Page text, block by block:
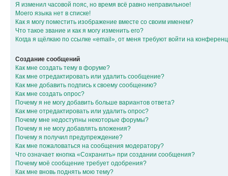
Я изменил часовой пояс, но время всё равно неправильное!
Моего языка нет в списке!
Как я могу поместить изображение вместе со своим именем?
Что такое звание и как я могу изменить его?
Когда я щёлкаю по ссылке «email», от меня требуют войти на
Создание сообщений
Как мне создать тему в форуме?
Как мне отредактировать или удалить сообщение?
Как мне добавить подпись к своему сообщению?
Как мне создать опрос?
Почему я не могу добавить больше вариантов ответа?
Как мне отредактировать или удалить опрос?
Почему мне недоступны некоторые форумы?
Почему я не могу добавлять вложения?
Почему я получил предупреждение?
Как мне пожаловаться на сообщения модератору?
Что означает кнопка «Сохранить» при создании сообщения?
Почему моё сообщение требует одобрения?
Как мне вновь поднять мою тему?